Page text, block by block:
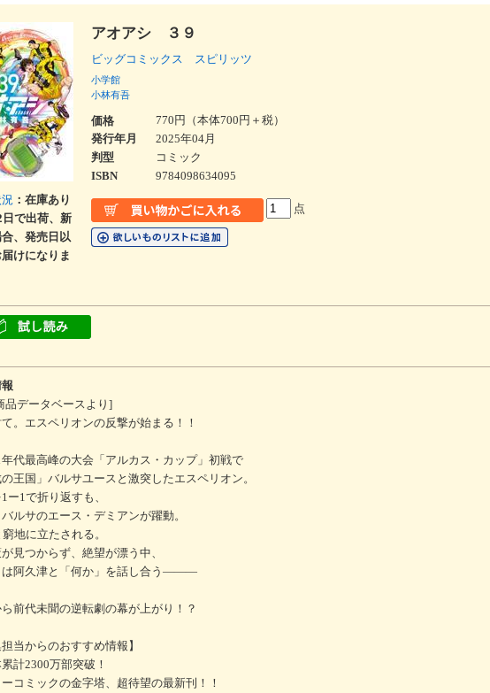
：在庫あり
日で出荷、新
、発売日以
けになりま
アオアシ ３９
ビッグコミックス スピリッツ
小学館
小林有吾
価格
770円（本体700円＋税）
発行年月
2025年04月
判型
コミック
ISBN
9784098634095
点
品データベースより]
。エスペリオンの反撃が始まる！！
代最高峰の大会「アルカス・カップ」初戦で
の王国」バルサユースと激突したエスペリオン。
ー1で折り返すも、
ルサのエース・デミアンが躍動。
地に立たされる。
見つからず、絶望が漂う中、
は阿久津と「何か」を話し合う―――
ら前代未聞の逆転劇の幕が上がり！？
担当からのおすすめ情報】
計2300万部突破！
コミックの金字塔、超待望の最新刊！！